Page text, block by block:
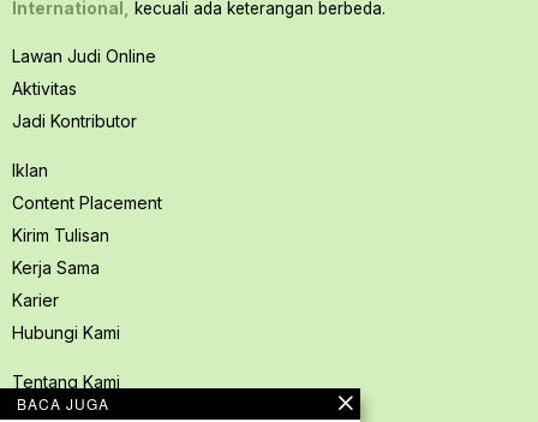
International,
kecuali ada keterangan berbeda.
Lawan Judi Online
Aktivitas
Jadi Kontributor
Iklan
Content Placement
Kirim Tulisan
Kerja Sama
Karier
Hubungi Kami
Tentang Kami
Redaksi PerspektifSpace
BACA JUGA